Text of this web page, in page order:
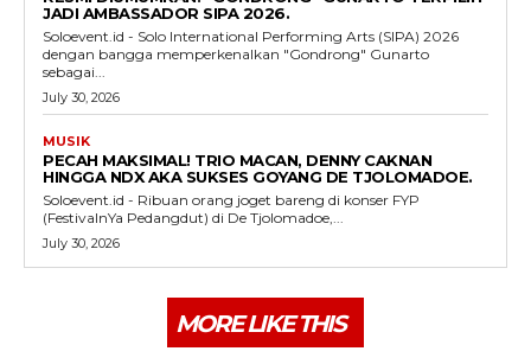
JADI AMBASSADOR SIPA 2026.
Soloevent.id - Solo International Performing Arts (SIPA) 2026
dengan bangga memperkenalkan "Gondrong" Gunarto
sebagai...
July 30, 2026
MUSIK
PECAH MAKSIMAL! TRIO MACAN, DENNY CAKNAN
HINGGA NDX AKA SUKSES GOYANG DE TJOLOMADOE.
Soloevent.id - Ribuan orang joget bareng di konser FYP
(FestivalnYa Pedangdut) di De Tjolomadoe,...
July 30, 2026
MORE LIKE THIS